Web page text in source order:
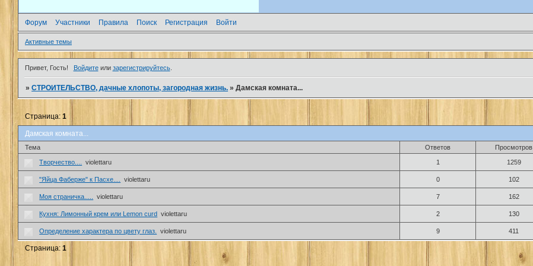
Форум Участники Правила Поиск Регистрация Войти
Активные темы
Привет, Гость! Войдитеили зарегистрируйтесь.
»СТРОИТЕЛЬСТВО, дачные хлопоты, загородная жизнь. »Дамская комната...
Дамская комната...
Страница:1
Тема Ответов Просмотров
Творчество.... violettaru 1 1259
"Яйца Фаберже" к Пасхе.... violettaru 0 102
Моя страничка..... violettaru 7 162
Кухня: Лимонный крем или Lemon curd violettaru 2 130
Определение характера по цвету глаз. violettaru 9 411
Страница:1